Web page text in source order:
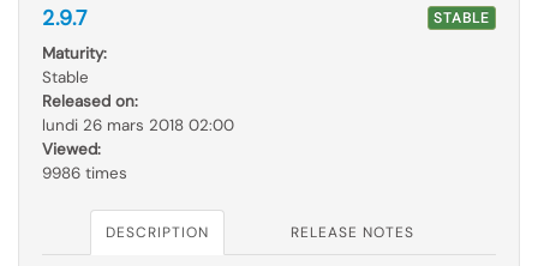
STABLE
2.9.7
Maturity:
Stable
Released on:
lundi 26 mars 2018 02:00
Viewed:
9986 times
DESCRIPTION RELEASE NOTES